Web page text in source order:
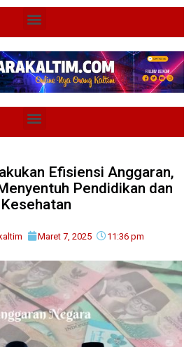
Efisiensi Anggaran,
Pendidikan dan
Kesehatan
Maret 7, 2025 11:36 pm